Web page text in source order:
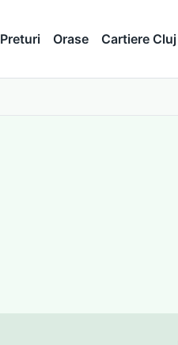
Preturi Orase Cartiere Cluj